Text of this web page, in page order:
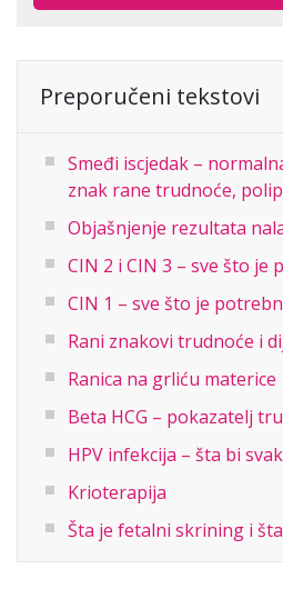
Preporučeni tekstovi
Smeđi iscjedak –
znak rane trudnoće,
Objašnjenje rezultata
CIN 2 i CIN 3 – sve što je
CIN 1 – sve što je
Rani znakovi trudnoće i
Ranica na grliću materice
Beta HCG – pokazatelj
HPV infekcija – šta bi
Krioterapija
Šta je fetalni skrining i